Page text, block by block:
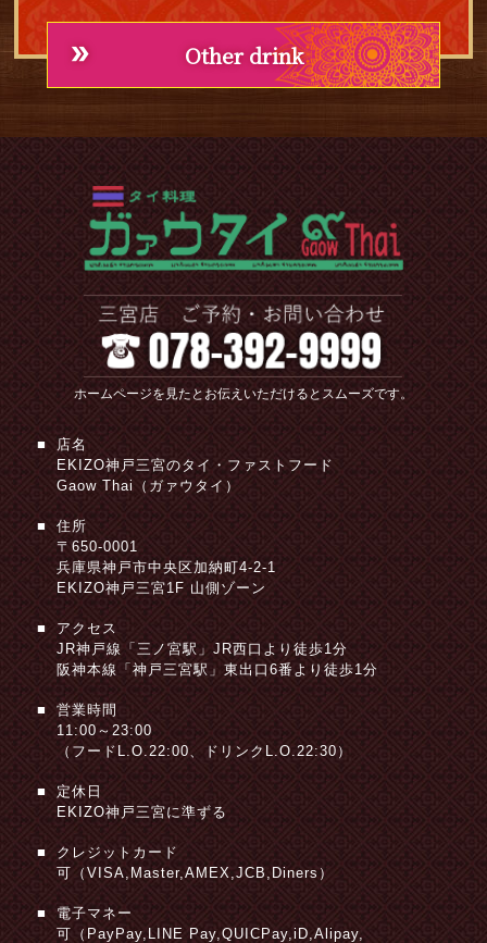
Other drink
ホームページを見たとお伝えいただけるとスムーズです。
店名
EKIZO神戸三宮のタイ・ファストフード
Gaow Thai（ガァウタイ）
住所
〒650-0001
兵庫県神戸市中央区加納町4-2-1
EKIZO神戸三宮1F 山側ゾーン
アクセス
JR神戸線「三ノ宮駅」JR西口より徒歩1分
阪神本線「神戸三宮駅」東出口6番より徒歩1分
営業時間
11:00～23:00
（フードL.O.22:00、ドリンクL.O.22:30）
定休日
EKIZO神戸三宮に準ずる
クレジットカード
可（VISA,Master,AMEX,JCB,Diners）
電子マネー
可（PayPay,LINE Pay,QUICPay,iD,Alipay,